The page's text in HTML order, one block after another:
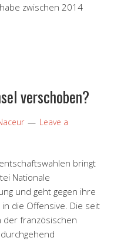
zwischen 2014
verschoben?
Leave a
bringt
Nationale
und geht gegen ihre
die Offensive. Die seit
der französischen